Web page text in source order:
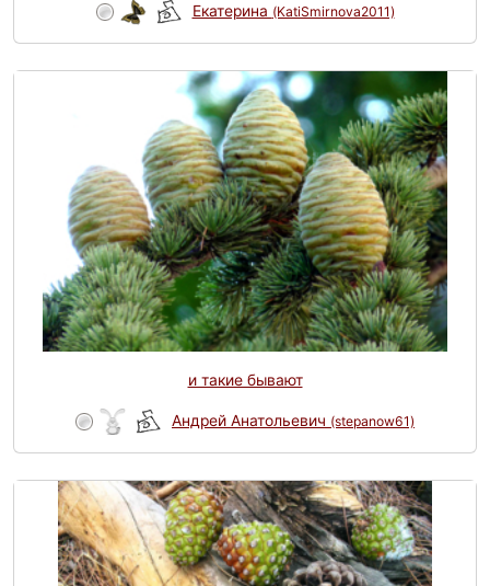
Eкатерина (KatiSmirnova2011)
и такие бывают
Андрей Анатольевич (stepanow61)